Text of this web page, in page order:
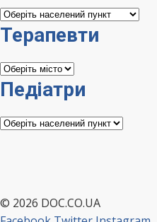
Сімейні
лікарі
Терапевти
Терапевти
Педіатри
Педіатри
© 2026 DOC.CO.UA